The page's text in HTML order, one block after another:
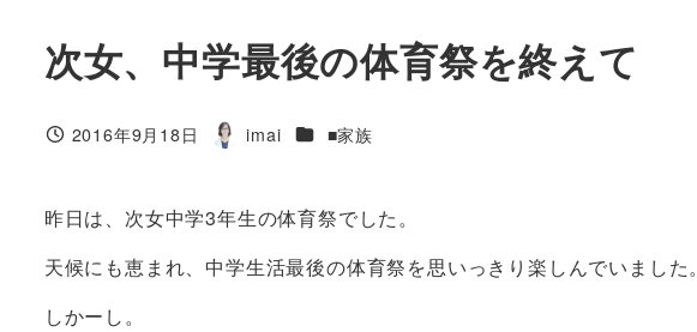
次女、中学最後の体育祭を終えて
投稿日2016年9月18日
著
imai カテゴリー
■家族
昨日は、次女中学3年生の体育祭でした。
天候にも恵まれ、中学生活最後の体育祭を思いっきり楽しんでいました。
しかーし。